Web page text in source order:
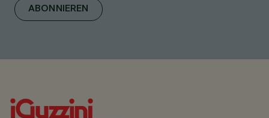
ABONNIEREN